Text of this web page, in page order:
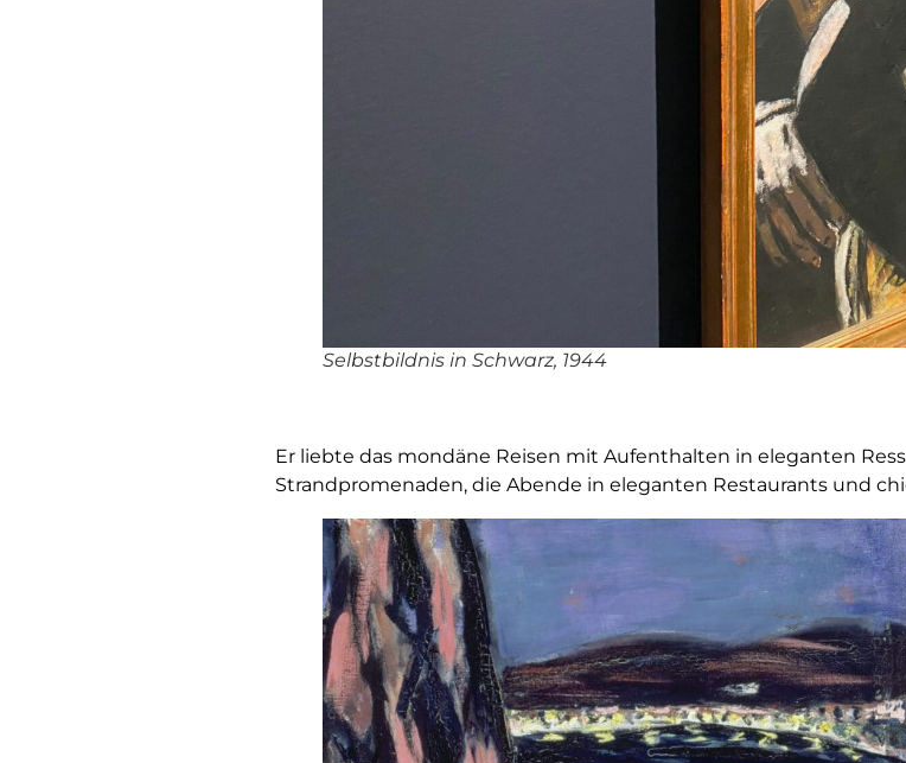
Selbstbildnis in Schwarz, 1944
Er liebte das mondäne Reisen mit Aufenthalten in eleganten
Strandpromenaden, die Abende in eleganten Restaurants und